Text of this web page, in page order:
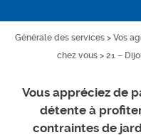
Générale des services> Vos
chez vous > 21 –
Vous appréciez de
détente à
contraintes de